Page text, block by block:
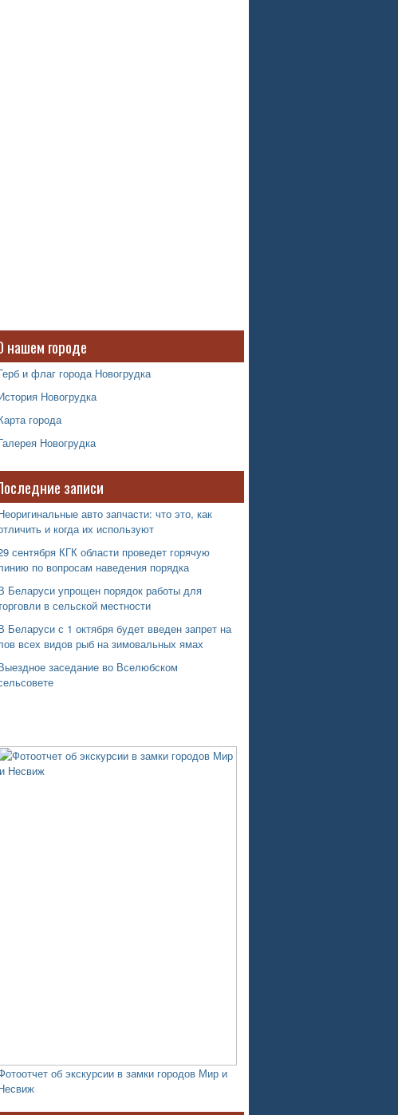
нашем городе
и флаг города Новогрудка
Новогрудка
города
Новогрудка
записи
авто запчасти: что это, как
и когда их используют
сентября КГК области проведет горячую
по вопросам наведения порядка
Беларуси упрощен порядок работы для
в сельской местности
Беларуси с 1 октября будет введен запрет на
всех видов рыб на зимовальных ямах
заседание во Вселюбском
об экскурсии в замки городов Мир и